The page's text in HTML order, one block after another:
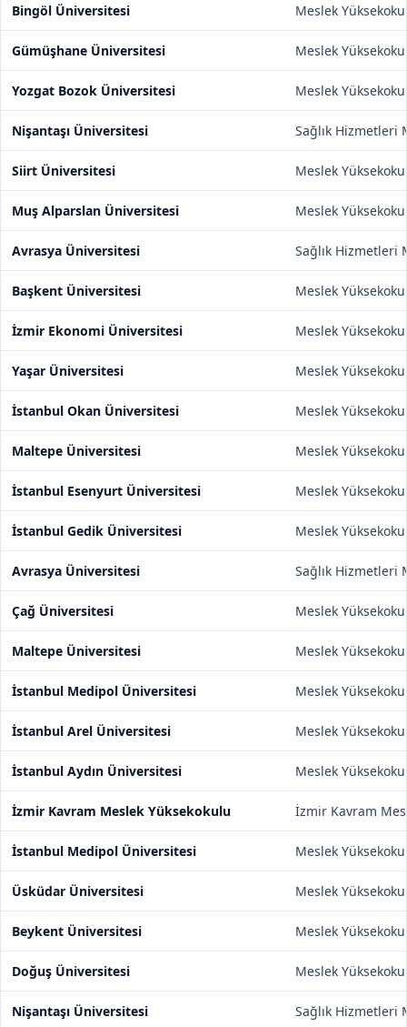
Bingöl Üniversitesi Meslek
Gümüşhane Üniversitesi Meslek
Yozgat Bozok Üniversitesi Meslek
Nişantaşı Üniversitesi Sağlık Hizmetleri
Siirt Üniversitesi Meslek
Muş Alparslan Üniversitesi Meslek
Avrasya Üniversitesi Sağlık Hizmetleri
Başkent Üniversitesi Meslek
İzmir Ekonomi Üniversitesi Meslek
Yaşar Üniversitesi Meslek
İstanbul Okan Üniversitesi Meslek
Maltepe Üniversitesi Meslek
İstanbul Esenyurt Üniversitesi Meslek
İstanbul Gedik Üniversitesi Meslek
Avrasya Üniversitesi Sağlık Hizmetleri
Çağ Üniversitesi Meslek
Maltepe Üniversitesi Meslek
İstanbul Medipol Üniversitesi Meslek
İstanbul Arel Üniversitesi Meslek
İstanbul Aydın Üniversitesi Meslek
İzmir Kavram Meslek Yüksekokulu İzmir Kavram
İstanbul Medipol Üniversitesi Meslek
Üsküdar Üniversitesi Meslek
Beykent Üniversitesi Meslek
Doğuş Üniversitesi Meslek
Nişantaşı Üniversitesi Sağlık Hizmetleri